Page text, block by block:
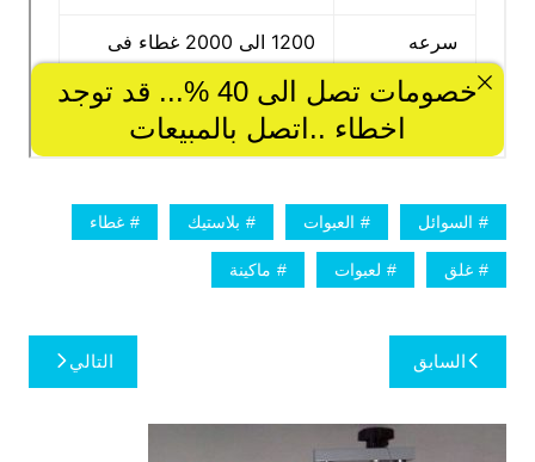
السوائل العبوات بلاستيك غطاء
غلق لعبوات ماكينة
تصفّح
المقالات
السابق التالي